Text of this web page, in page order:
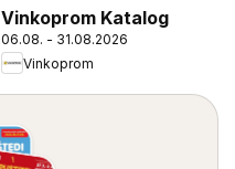
Vinkoprom Katalog
06.08. - 31.08.2026
Vinkoprom